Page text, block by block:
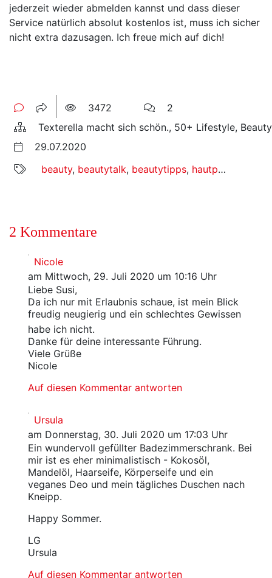
jederzeit wieder abmelden kannst und dass dieser
Service natürlich absolut kostenlos ist, muss ich sicher
nicht extra dazusagen. Ich freue mich auf dich!
3472
2
Texterella macht sich schön., 50+ Lifestyle,
29.07.2020
beauty, beautytalk, beautytipps, hautpflege
2 Kommentare
Nicole
am Mittwoch, 29. Juli 2020 um 10:16 Uhr
Liebe Susi,
Da ich nur mit Erlaubnis schaue, ist mein Blick
freudig neugierig und ein schlechtes Gewissen
habe ich nicht.
Danke für deine interessante Führung.
Viele Grüße
Nicole
Auf diesen Kommentar antworten
Ursula
am Donnerstag, 30. Juli 2020 um 17:03 Uhr
Ein wundervoll gefüllter Badezimmerschrank. Bei
mir ist es eher minimalistisch - Kokosöl,
Mandelöl, Haarseife, Körperseife und ein
veganes Deo und mein tägliches Duschen nach
Kneipp.
Happy Sommer.
LG
Ursula
Auf diesen Kommentar antworten